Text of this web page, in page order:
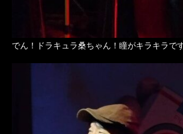
でん！ドラキュラ桑ちゃん！瞳がキラキラで